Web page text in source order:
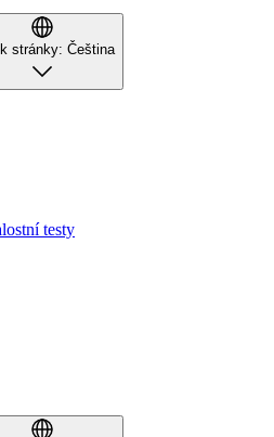
stránky: Čeština
testy